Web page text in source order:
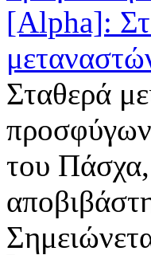
[Alpha]:
Σταθερά
του